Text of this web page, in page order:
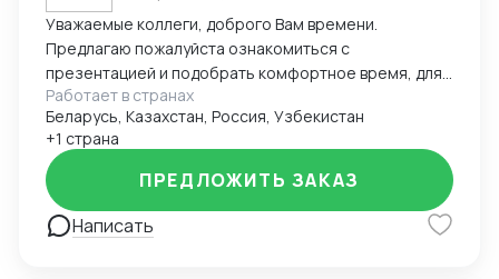
Уважаемые коллеги, доброго Вам времени.
Предлагаю пожалуйста ознакомиться с
презентацией и подобрать комфортное время, для
телефонного разговора. Коротко и только о том, как
я могу стать для Вас выгодным, как в текущем
времени, так и на долгосрочной дистанции. Время
будет вложено исключительно с пользой. Если Вам
необходимо перевезти груз в фуре (тент/борт/
площадка) или негабарит, рекомендую обратить
внимание на мое письмо. Предлагаю пожалуйста
Работает в странах
Беларусь, Казахстан, Россия, Узбекистан
+1 страна
Написать
ПРЕДЛОЖИТЬ ЗАКАЗ